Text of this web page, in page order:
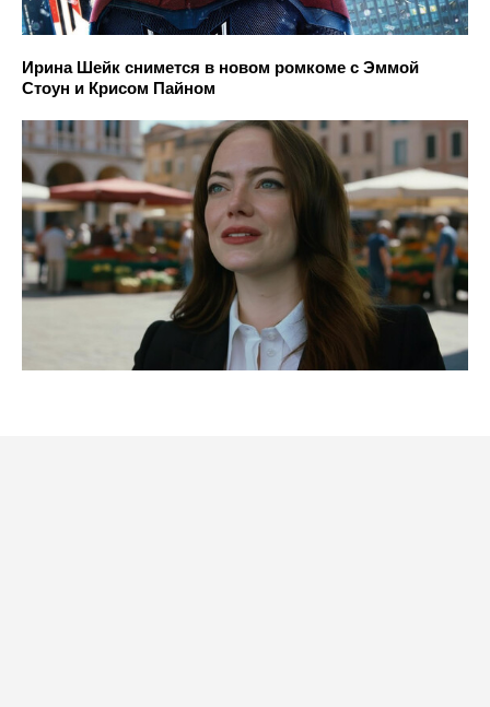
Ирина Шейк снимется в новом ромкоме с Эммой
Стоун и Крисом Пайном